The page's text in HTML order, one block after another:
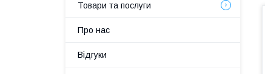
Товари та послуги
Про нас
Відгуки